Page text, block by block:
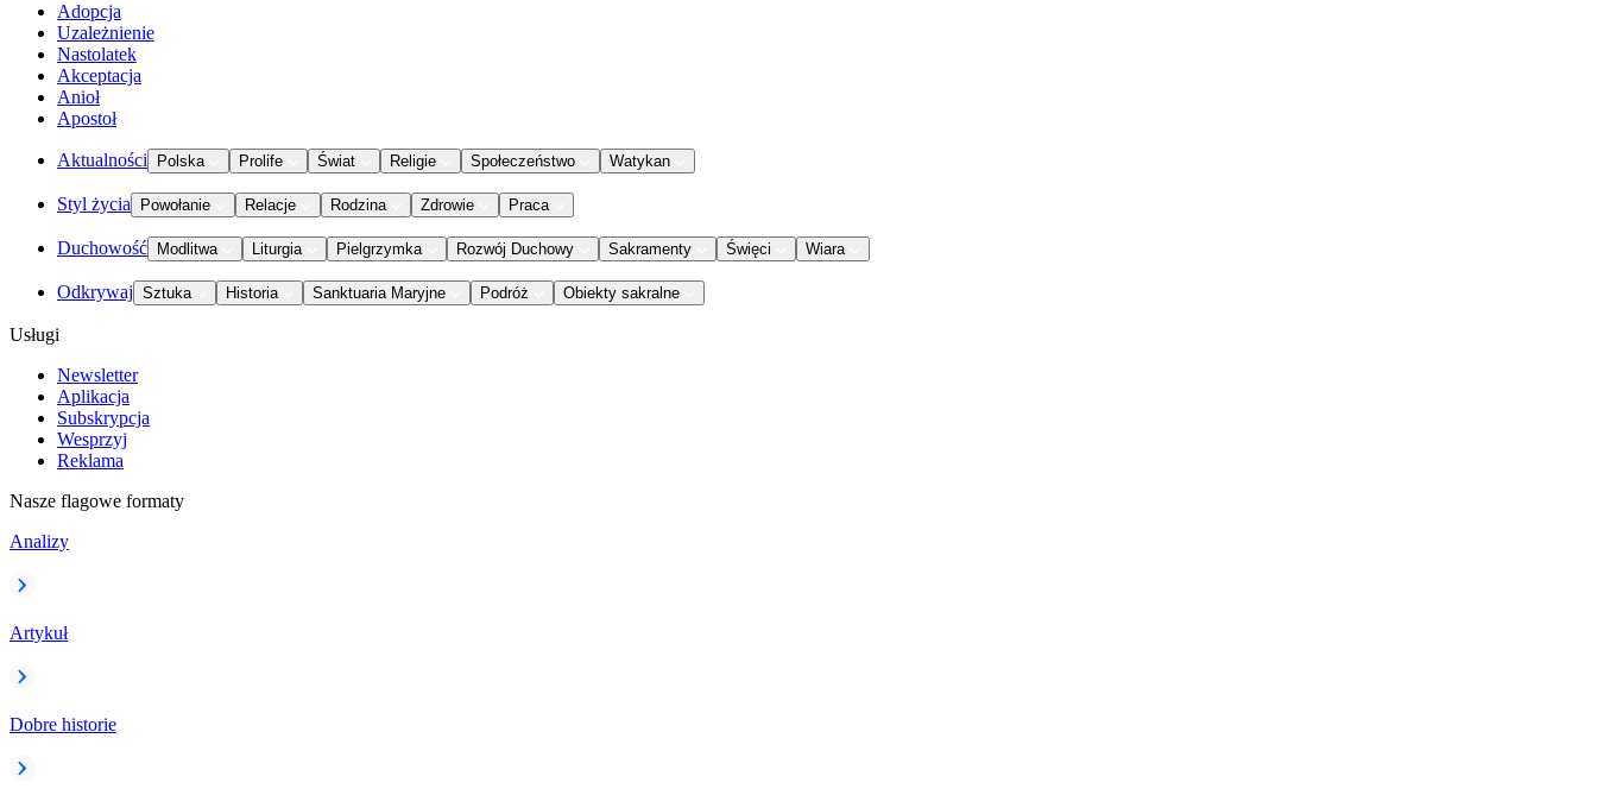
Adopcja
Uzależnienie
Nastolatek
Akceptacja
Anioł
Apostoł
Aktualności Polska Prolife Świat Religie Społeczeństwo Watykan
Styl życia Powołanie Relacje Rodzina Zdrowie Praca
Duchowość Modlitwa Liturgia Pielgrzymka Rozwój Duchowy Sakramenty Święci Wiara
Odkrywaj Sztuka Historia Sanktuaria Maryjne Podróż Obiekty sakralne
Usługi
Newsletter
Aplikacja
Subskrypcja
Wesprzyj
Reklama
Nasze flagowe formaty
Analizy
Artykuł
Dobre historie